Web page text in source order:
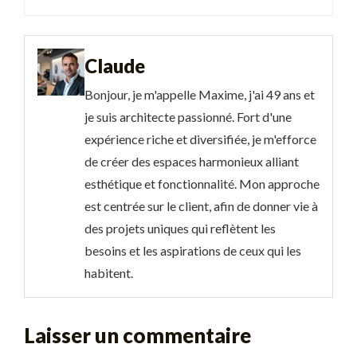
Claude
Bonjour, je m'appelle Maxime, j'ai 49 ans et
je suis architecte passionné. Fort d'une
expérience riche et diversifiée, je m'efforce
de créer des espaces harmonieux alliant
esthétique et fonctionnalité. Mon approche
est centrée sur le client, afin de donner vie à
des projets uniques qui reflètent les
besoins et les aspirations de ceux qui les
habitent.
Laisser un commentaire